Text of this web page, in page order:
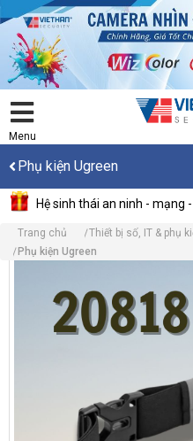
Menu
Phụ kiện Ugreen
Hệ sinh thái an ninh - mạng
Trang chủ Thiết bị số, IT & phụ
Phụ kiện Ugreen